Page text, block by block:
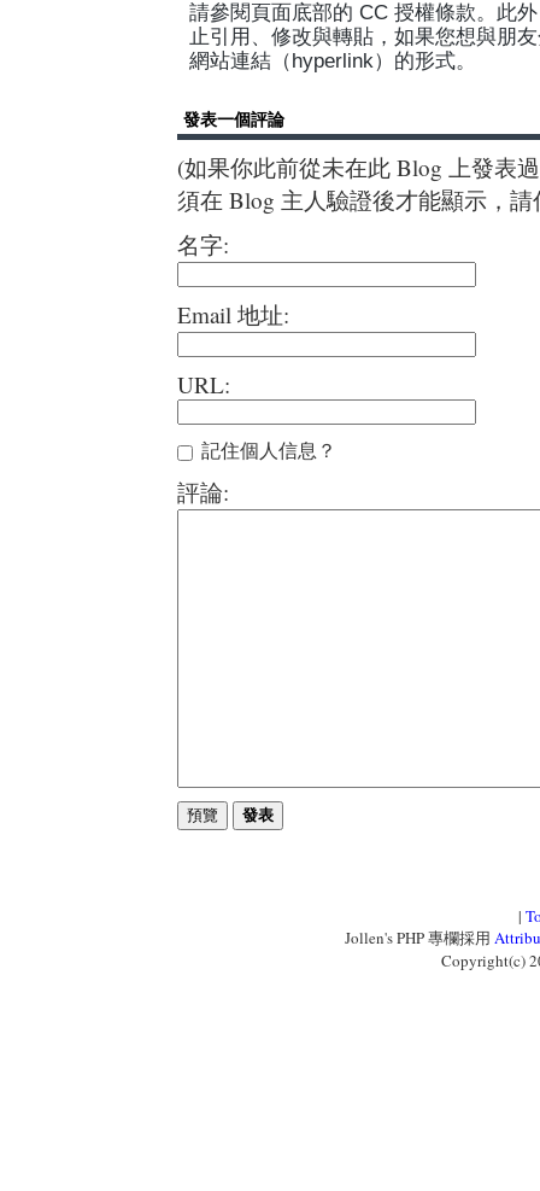
請參閱頁面底部的 CC 授權條款。此
止引用、修改與轉貼，如果您想與朋
網站連結（hyperlink）的形式。
發表一個評論
(如果你此前從未在此 Blog 上發表
須在 Blog 主人驗證後才能顯示，
名字:
Email 地址:
URL:
記住個人信息？
評論:
|
Jollen's PHP 專欄採用
Copyright(c)